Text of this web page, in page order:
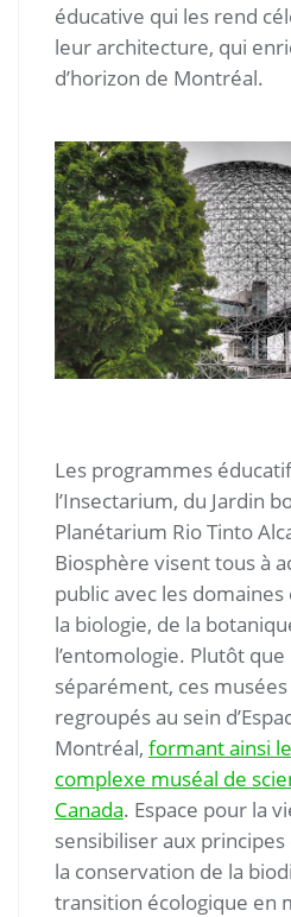
éducative qui les rend
leur architecture, qui
d’horizon de Montréal.
Les programmes
l’Insectarium, du Jardin
Planétarium Rio Tinto
Biosphère visent tous à
public avec les domaines
la biologie, de la
l’entomologie. Plutôt
séparément, ces
regroupés au sein
Montréal, formant ainsi
complexe muséal de
Canada. Espace pour la
sensibiliser aux principes
la conservation de la
transition écologique en